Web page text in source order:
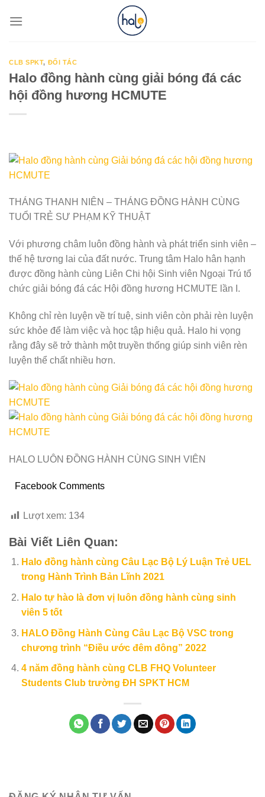
CLB SPKT, ĐỐI TÁC
Halo đồng hành cùng giải bóng đá các
hội đồng hương HCMUTE
THÁNG THANH NIÊN – THÁNG ĐỒNG HÀNH CÙNG
TUỔI TRẺ SƯ PHẠM KỸ THUẬT
Với phương châm luôn đồng hành và phát triển sinh viên –
thế hệ tương lai của đất nước. Trung tâm Halo hân hạnh
được đồng hành cùng Liên Chi hội Sinh viên Ngoại Trú tổ
chức giải bóng đá các Hội đồng hương HCMUTE lần I.
Không chỉ rèn luyện về trí tuệ, sinh viên còn phải rèn luyện
sức khỏe để làm việc và học tập hiệu quả. Halo hi vọng
rằng đây sẽ trở thành một truyền thống giúp sinh viên rèn
luyện thể chất nhiều hơn.
HALO LUÔN ĐỒNG HÀNH CÙNG SINH VIÊN
Facebook Comments
Lượt xem: 134
Bài Viết Liên Quan:
Halo đồng hành cùng Câu Lạc Bộ Lý Luận Trẻ UEL
trong Hành Trình Bản Lĩnh 2021
Halo tự hào là đơn vị luôn đồng hành cùng sinh
viên 5 tốt
HALO Đồng Hành Cùng Câu Lạc Bộ VSC trong
chương trình “Điều ước đêm đông” 2022
4 năm đồng hành cùng CLB FHQ Volunteer
Students Club trường ĐH SPKT HCM